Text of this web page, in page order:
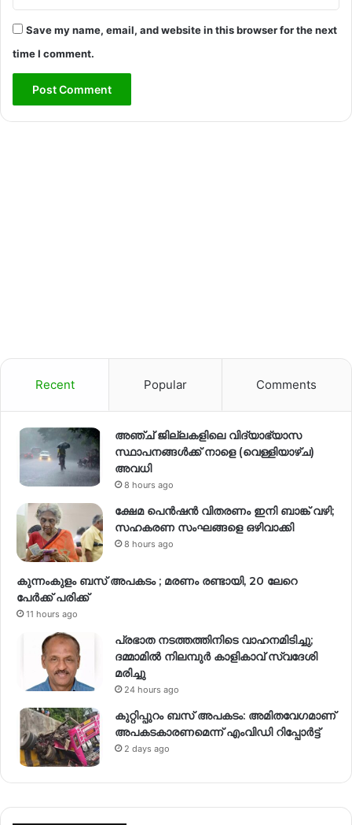
Save my name, email, and website in this browser for the next
time I comment.
Recent Popular Comments
അഞ്ച് ജില്ലകളിലെ വിദ്യാഭ്യാസ
സ്ഥാപനങ്ങൾക്ക് നാളെ (വെള്ളിയാഴ്ച)
അവധി
8 hours ago
ക്ഷേമ പെൻഷൻ വിതരണം ഇനി ബാങ്ക് വഴി;
സഹകരണ സംഘങ്ങളെ ഒഴിവാക്കി
8 hours ago
കുന്നംകുളം ബസ് അപകടം ; മരണം രണ്ടായി, 20 ലേറെ
പേർക്ക് പരിക്ക്
11 hours ago
പ്രഭാത നടത്തത്തിനിടെ വാഹനമിടിച്ചു;
ദമ്മാമിൽ നിലമ്പുർ കാളികാവ് സ്വദേശി
മരിച്ചു
24 hours ago
കുറ്റിപ്പുറം ബസ് അപകടം: അമിതവേഗമാണ്
അപകടകാരണമെന്ന് എംവിഡി റിപ്പോർട്ട്
2 days ago